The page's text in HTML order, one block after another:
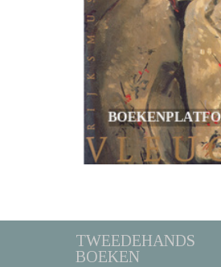
TWEEDEHANDS
BOEKEN